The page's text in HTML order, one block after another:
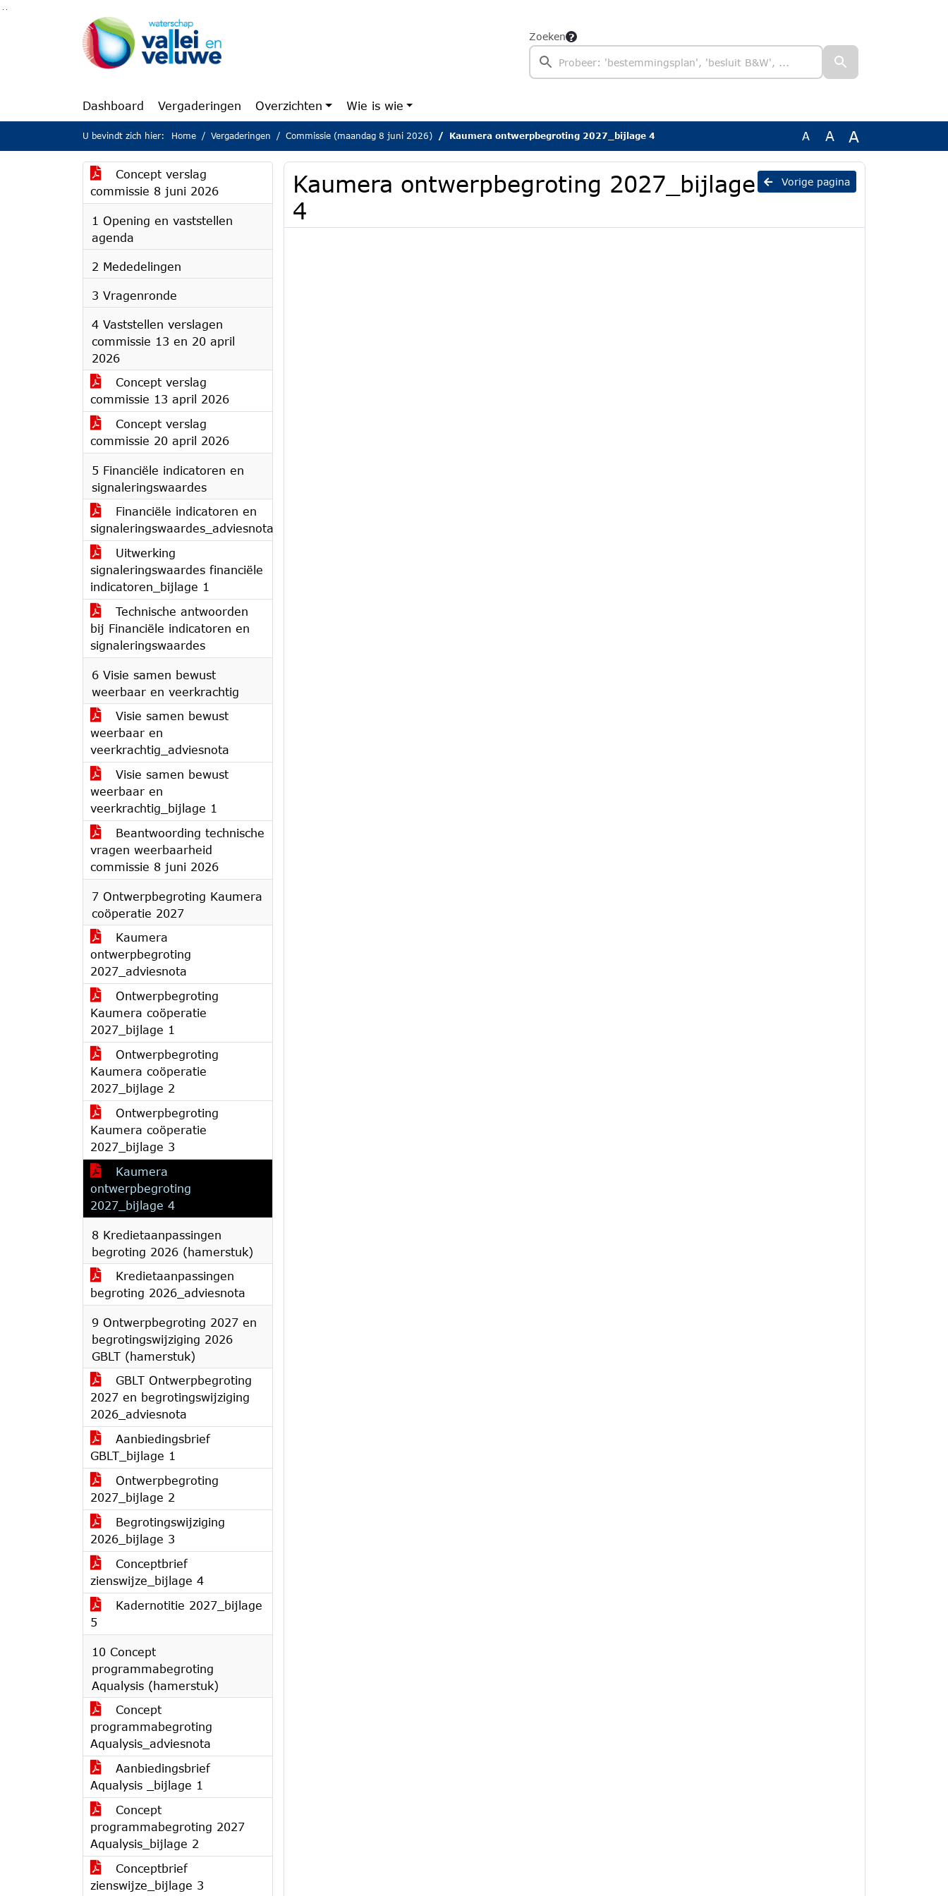
Ga naar de inhoud van deze pagina
Ga naar het zoeken
Ga naar het menu
Zoeken
Dashboard Vergaderingen Overzichten Wie is wie
U bevindt zich hier: Home Vergaderingen Commissie (maandag 8 juni 2026) Kaumera ontwerpbegroting 2027_bijlage 4 A A A
Concept verslag
commissie 8 juni 2026
1 Opening en vaststellen
agenda
2 Mededelingen
3 Vragenronde
4 Vaststellen verslagen
commissie 13 en 20 april
2026
Concept verslag
commissie 13 april 2026
Concept verslag
commissie 20 april 2026
5 Financiële indicatoren en
signaleringswaardes
Financiële indicatoren en
signaleringswaardes_adviesnota
Uitwerking
signaleringswaardes financiële
indicatoren_bijlage 1
Technische antwoorden
bij Financiële indicatoren en
signaleringswaardes
6 Visie samen bewust
weerbaar en veerkrachtig
Visie samen bewust
weerbaar en
veerkrachtig_adviesnota
Visie samen bewust
weerbaar en
veerkrachtig_bijlage 1
Beantwoording technische
vragen weerbaarheid
commissie 8 juni 2026
7 Ontwerpbegroting Kaumera
coöperatie 2027
Kaumera
ontwerpbegroting
2027_adviesnota
Ontwerpbegroting
Kaumera coöperatie
2027_bijlage 1
Ontwerpbegroting
Kaumera coöperatie
2027_bijlage 2
Ontwerpbegroting
Kaumera coöperatie
2027_bijlage 3
Kaumera
ontwerpbegroting
2027_bijlage 4
8 Kredietaanpassingen
begroting 2026 (hamerstuk)
Kredietaanpassingen
begroting 2026_adviesnota
9 Ontwerpbegroting 2027 en
begrotingswijziging 2026
GBLT (hamerstuk)
GBLT Ontwerpbegroting
2027 en begrotingswijziging
2026_adviesnota
Aanbiedingsbrief
GBLT_bijlage 1
Ontwerpbegroting
2027_bijlage 2
Begrotingswijziging
2026_bijlage 3
Conceptbrief
zienswijze_bijlage 4
Kadernotitie 2027_bijlage
5
10 Concept
programmabegroting
Aqualysis (hamerstuk)
Concept
programmabegroting
Aqualysis_adviesnota
Aanbiedingsbrief
Aqualysis _bijlage 1
Concept
programmabegroting 2027
Aqualysis_bijlage 2
Conceptbrief
zienswijze_bijlage 3
Vorige pagina
Kaumera ontwerpbegroting 2027_bijlage
4